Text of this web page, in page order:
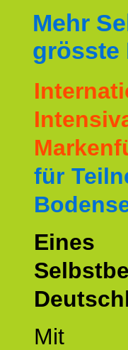
Mehr
grösste
für
Eines